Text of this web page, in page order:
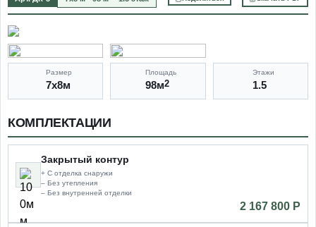
Размер
7х8м
Площадь
98м2
Этажи
1.5
КОМПЛЕКТАЦИИ
Закрытый контур
+ С отделка снаружи
– Без утепления
– Без внутренней отделки
2 167 800 P